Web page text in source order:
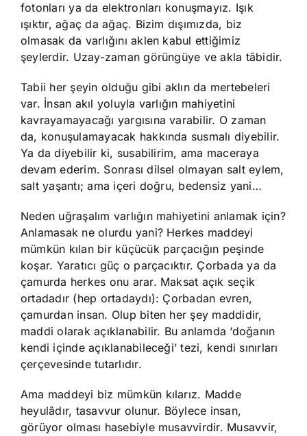
fotonları ya da elektronları konuşmayız. Işık
ışıktır, ağaç da ağaç. Bizim dışımızda, biz
olmasak da varlığını aklen kabul ettiğimiz
şeylerdir. Uzay-zaman görüngüye ve akla tâbidir.
Tabii her şeyin olduğu gibi aklın da mertebeleri
var. İnsan akıl yoluyla varlığın mahiyetini
kavrayamayacağı yargısına varabilir. O zaman
da, konuşulamayacak hakkında susmalı diyebilir.
Ya da diyebilir ki, susabilirim, ama maceraya
devam ederim. Sonrası dilsel olmayan salt eylem,
salt yaşantı; ama içeri doğru, bedensiz yani…
Neden uğraşalım varlığın mahiyetini anlamak için?
Anlamasak ne olurdu yani? Herkes maddeyi
mümkün kılan bir küçücük parçacığın peşinde
koşar. Yaratıcı güç o parçacıktır. Çorbada ya da
çamurda herkes onu arar. Maksat açık seçik
ortadadır (hep ortadaydı): Çorbadan evren,
çamurdan insan. Olup biten her şey maddidir,
maddi olarak açıklanabilir. Bu anlamda ‘doğanın
kendi içinde açıklanabileceği’ tezi, kendi sınırları
çerçevesinde tutarlıdır.
Ama maddeyi biz mümkün kılarız. Madde
heyulâdır, tasavvur olunur. Böylece insan,
görüyor olması hasebiyle musavvirdir. Musavvir,